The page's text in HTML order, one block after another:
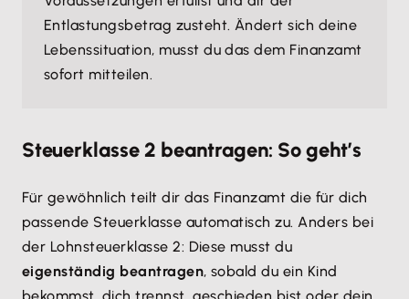
Entlastungsbetrag zusteht. Ändert sich deine
Lebenssituation, musst du das dem Finanzamt
sofort mitteilen.
Steuerklasse 2 beantragen: So geht’s
Für gewöhnlich teilt dir das Finanzamt die für dich
passende Steuerklasse automatisch zu. Anders bei
der Lohnsteuerklasse 2: Diese musst du
eigenständig beantragen, sobald du ein Kind